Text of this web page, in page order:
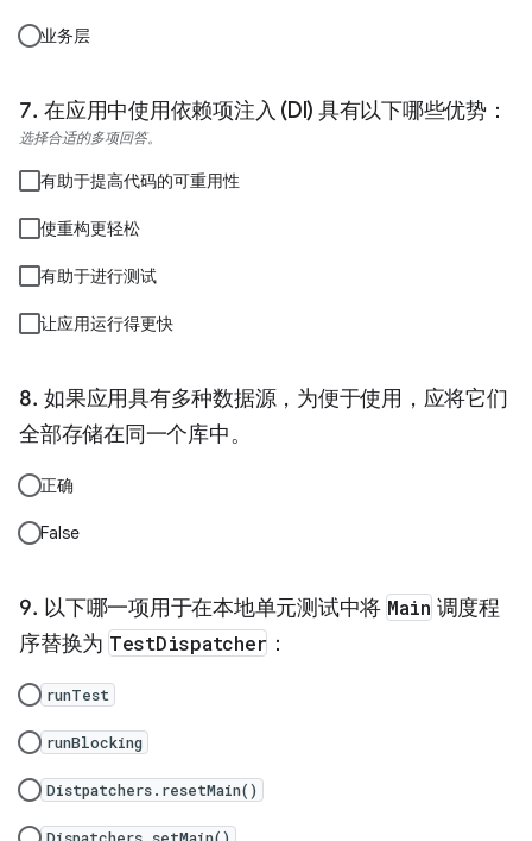
业务层
在应用中使用依赖项注入 (DI) 具有以下哪些优势：
选择合适的多项回答。
有助于提高代码的可重用性
使重构更轻松
有助于进行测试
让应用运行得更快
如果应用具有多种数据源，为便于使用，应将它们
全部存储在同一个库中。
正确
False
以下哪一项用于在本地单元测试中将 Main 调度程
序替换为 TestDispatcher ：
runTest
runBlocking
Distpatchers.resetMain()